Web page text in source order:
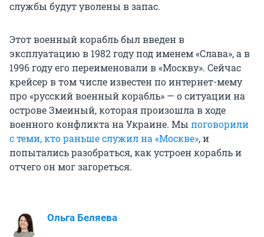
службы будут уволены в запас.
Этот военный корабль был введен в
эксплуатацию в 1982 году под именем «Слава», а в
1996 году его переименовали в «Москву». Сейчас
крейсер в том числе известен по интернет-мему
про «русский военный корабль» — о ситуации на
острове Змеиный, которая произошла в ходе
военного конфликта на Украине. Мы поговорили
с теми, кто раньше служил на «Москве», и
попытались разобраться, как устроен корабль и
отчего он мог загореться.
Ольга Беляева